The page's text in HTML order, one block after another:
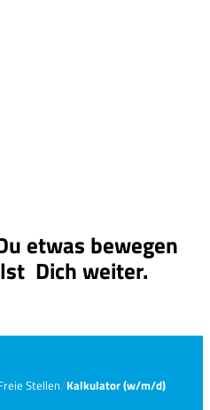
etwas bewegen
Dich weiter.
Stellen Kalkulator (w/m/d)